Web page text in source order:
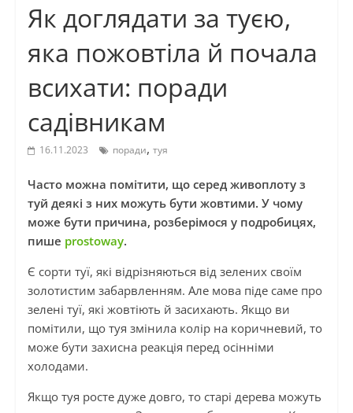
Як доглядати за туєю,
яка пожовтіла й почала
всихати: поради
садівникам
16.11.2023 поради, туя
Часто можна помітити, що серед живоплоту з
туй деякі з них можуть бути жовтими. У чому
може бути причина, розберімося у подробицях,
пише prostoway.
Є сорти туї, які відрізняються від зелених своїм
золотистим забарвленням. Але мова піде саме про
зелені туї, які жовтіють й засихають. Якщо ви
помітили, що туя змінила колір на коричневий, то
може бути захисна реакція перед осінніми
холодами.
Якщо туя росте дуже довго, то старі дерева можуть